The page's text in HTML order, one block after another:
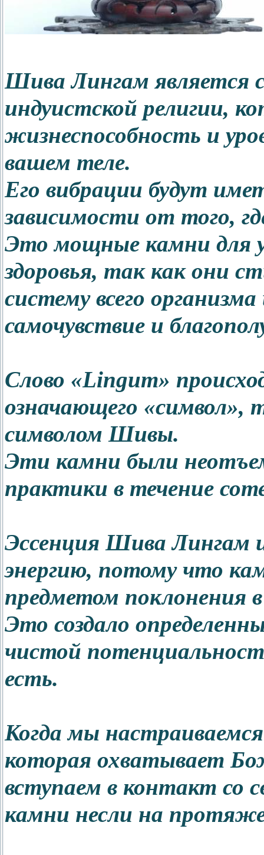
Шива Лингам является
индуистской религии,
жизнеспособность и
вашем теле.
Его вибрации будут
зависимости от того,
Это мощные камни для
здоровья, так как они
систему всего
самочувствие и
Слово «Lingum»
означающего «символ»,
символом Шивы.
Эти камни были
практики в течение
Эссенция Шива Лингам
энергию, потому что
предметом поклонения
Это создало
чистой
есть.
Когда мы
которая охватывает
вступаем в контакт со
камни несли на